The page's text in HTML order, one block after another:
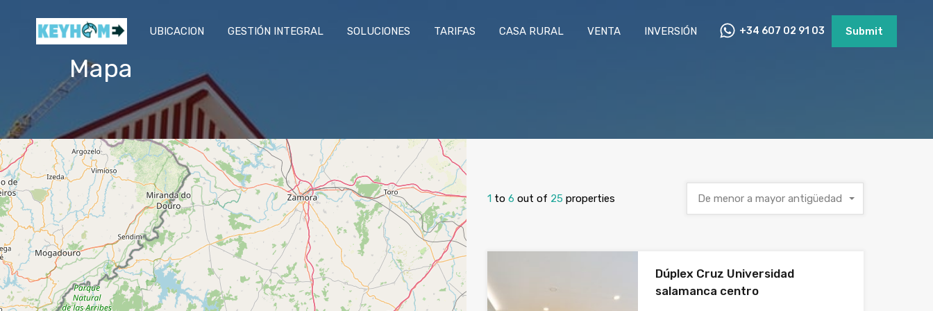
UBICACION GESTIÓN INTEGRAL SOLUCIONES TARIFAS CASA RURAL VENTA INVERSIÓN +34 607 02 91 03 Submit
Mapa
1 to 6 out of 25 properties De menor a mayor antigüedad
Dúplex Cruz Universidad
salamanca centro